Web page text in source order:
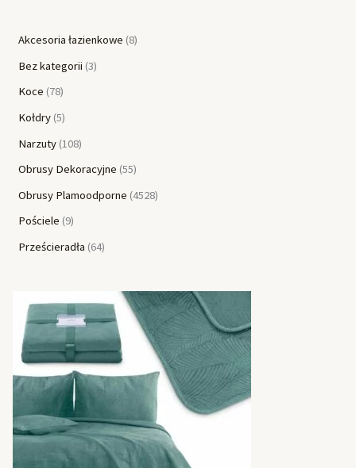
Akcesoria łazienkowe 8
Bez kategorii 3
Koce 78
Kołdry 5
Narzuty 108
Obrusy Dekoracyjne 55
Obrusy Plamoodporne 4528
Pościele 9
Prześcieradła 64